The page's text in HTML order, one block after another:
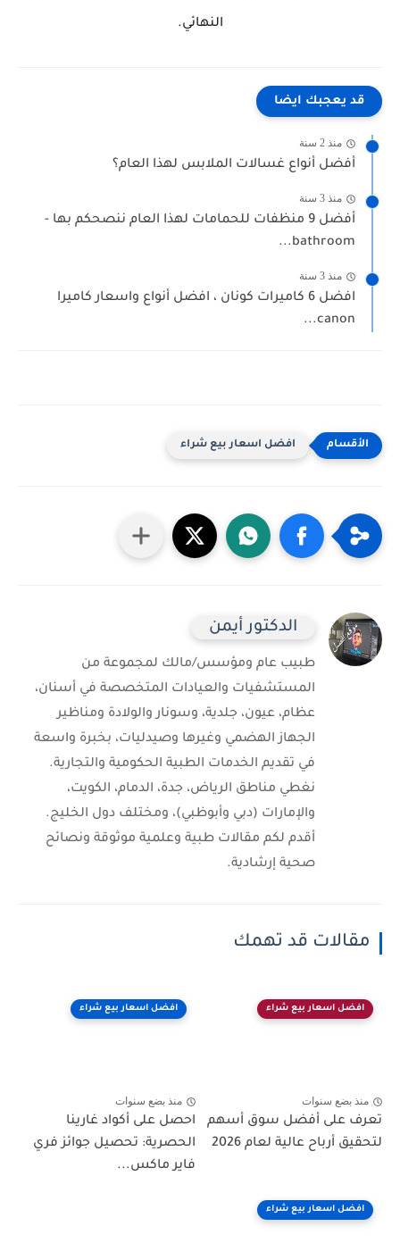
النهائي.
قد يعجبك ايضا
منذ 2 سنة
أفضل أنواع غسالات الملابس لهذا العام؟
منذ 3 سنة
أفضل 9 منظفات للحمامات لهذا العام ننصحكم بها -
bathroom...
منذ 3 سنة
افضل 6 كاميرات كونان ، افضل أنواع واسعار كاميرا
canon...
افضل اسعار بيع شراء
الدكتور أيمن
طبيب عام ومؤسس/مالك لمجموعة من
المستشفيات والعيادات المتخصصة في أسنان،
عظام، عيون، جلدية، وسونار والولادة ومناظير
الجهاز الهضمي وغيرها وصيدليات، بخبرة واسعة
في تقديم الخدمات الطبية الحكومية والتجارية.
نغطي مناطق الرياض، جدة، الدمام، الكويت،
والإمارات (دبي وأبوظبي)، ومختلف دول الخليج.
أقدم لكم مقالات طبية وعلمية موثوقة ونصائح
صحية إرشادية.
مقالات قد تهمك
افضل اسعار بيع شراء
منذ بضع سنوات
تعرف على أفضل سوق أسهم
لتحقيق أرباح عالية لعام 2026
افضل اسعار بيع شراء
منذ بضع سنوات
احصل على أكواد غارينا
الحصرية: تحصيل جوائز فري
فاير ماكس...
افضل اسعار بيع شراء